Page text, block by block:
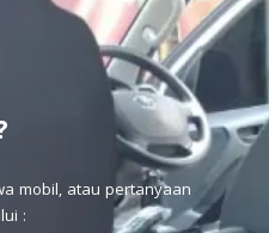
mobil, atau pertanyaan
: